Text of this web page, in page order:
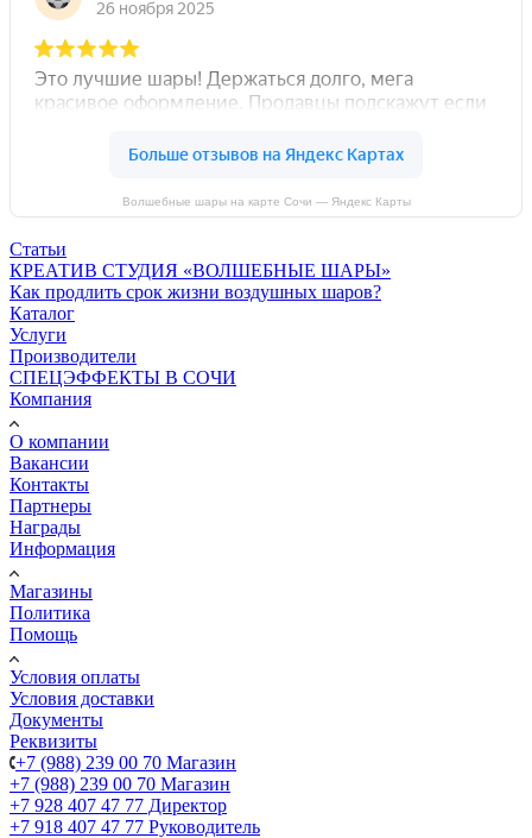
Волшебные шары на карте Сочи — Яндекс Карты
Статьи
КРЕАТИВ СТУДИЯ «ВОЛШЕБНЫЕ ШАРЫ»
Как продлить срок жизни воздушных шаров?
Каталог
Услуги
Производители
СПЕЦЭФФЕКТЫ В СОЧИ
Компания
О компании
Вакансии
Контакты
Партнеры
Награды
Информация
Магазины
Политика
Помощь
Условия оплаты
Условия доставки
Документы
Реквизиты
+7 (988) 239 00 70 Магазин
+7 (988) 239 00 70 Магазин
+7 928 407 47 77 Директор
+7 918 407 47 77 Руководитель